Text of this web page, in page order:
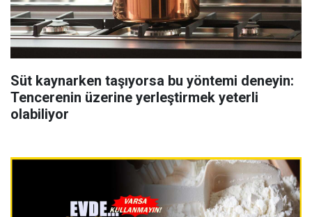
Süt kaynarken taşıyorsa bu yöntemi deneyin:
Tencerenin üzerine yerleştirmek yeterli
olabiliyor